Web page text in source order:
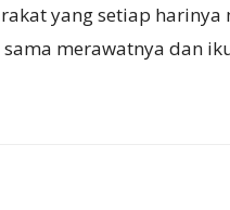
yang setiap
merawatnya dan